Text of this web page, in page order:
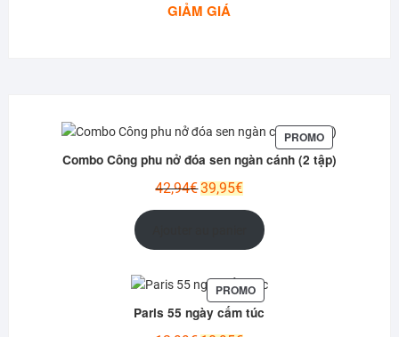
GIẢM GIÁ
PROMOPRODUIT
EN
PROMOTION
Combo Công phu nở đóa sen ngàn cánh (2 tập)
42,94€Le
39,95€Le
actuel
est :
PROMOPRODUIT
EN
PROMOTION
Paris 55 ngày cấm túc